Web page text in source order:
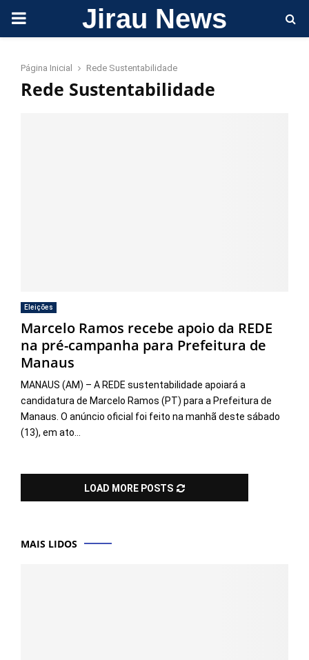
PRIMARY Jirau News
Página Inicial Rede Sustentabilidade
Rede Sustentabilidade
Eleições
Marcelo Ramos recebe apoio da REDE
na pré-campanha para Prefeitura de
Manaus
MANAUS (AM) – A REDE sustentabilidade apoiará a
candidatura de Marcelo Ramos (PT) para a Prefeitura de
Manaus. O anúncio oficial foi feito na manhã deste sábado
(13), em ato...
LOAD MORE POSTS
MAIS LIDOS